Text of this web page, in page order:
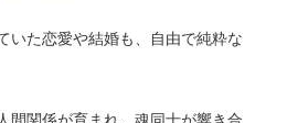
いた恋愛や結婚も、自由で純粋な
間関係が育まれ、魂同士が響き合